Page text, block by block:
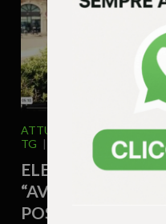
ATTUALITA' BASSANO
TG
5 Giugno 2024 - 11.00
ELEZIONI A
“AVANTI CON LA
POSTO”